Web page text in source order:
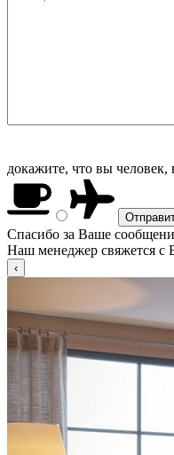
докажите, что вы человек,
Спасибо за Ваше
Наш менеджер свяжется с